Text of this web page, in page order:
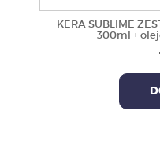
KERA SUBLIME
300ml +